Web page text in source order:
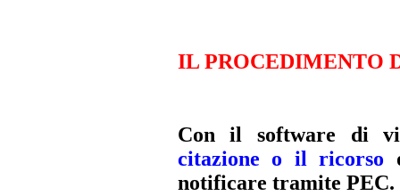
IL PROCEDIMENTO
Con il software di
citazione o il ricorso
notificare tramite PEC.